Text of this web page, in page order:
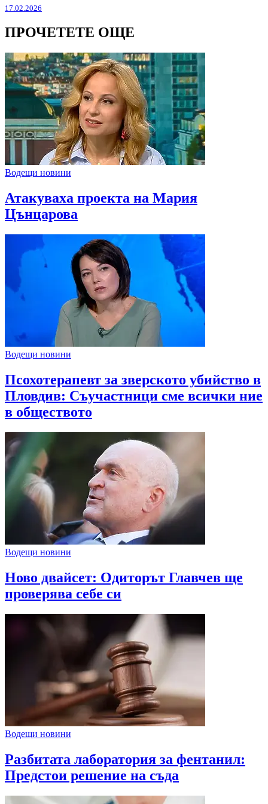
17.02.2026
ПРОЧЕТЕТЕ ОЩЕ
Водещи новини
Атакуваха проекта на Мария
Цънцарова
Водещи новини
Псохотерапевт за зверското убийство в
Пловдив: Съучастници сме всички ние
в обществото
Водещи новини
Ново двайсет: Одиторът Главчев ще
проверява себе си
Водещи новини
Разбитата лаборатория за фентанил:
Предстои решение на съда